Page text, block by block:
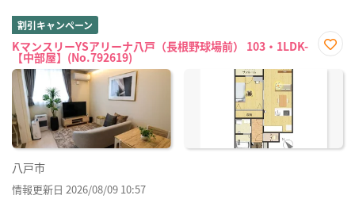
割引キャンペーン
KマンスリーYSアリーナ八戸（長根野球場前） 103・1LDK-
【中部屋】(No.792619)
に入
八戸市
情報更新日 2026/08/09 10:57